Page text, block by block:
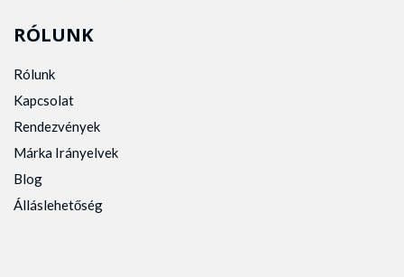
RÓLUNK
Rólunk
Kapcsolat
Rendezvények
Márka Irányelvek
Blog
Álláslehetőség